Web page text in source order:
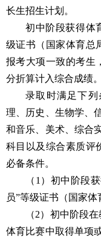
长生招生计划。
初中阶段获得体
级证书（国家体育总
报考大项一致的考生
分折算计入综合成绩。
录取时满足下
理、历史、生物学、
和音乐、美术、综合
科目以及综合素质评
必备条件。
（1）初中阶段
员”等级证书（国家体
（2）初中阶段
体育比赛中取得单项